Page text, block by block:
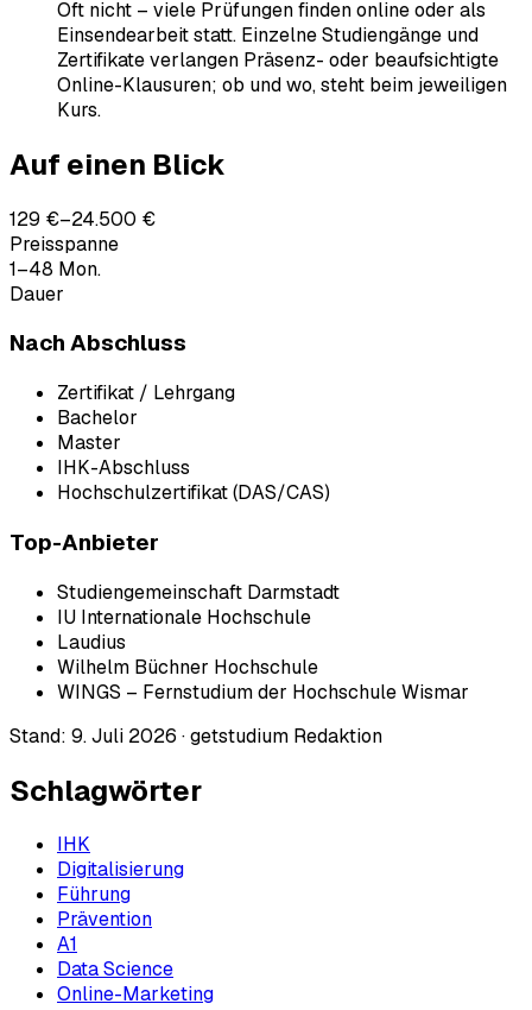
Oft nicht – viele Prüfungen finden online oder als
Einsendearbeit statt. Einzelne Studiengänge und
Zertifikate verlangen Präsenz- oder beaufsichtigte
Online-Klausuren; ob und wo, steht beim jeweiligen
Kurs.
Auf einen Blick
129 €–24.500 €
Preisspanne
1–48 Mon.
Dauer
Nach Abschluss
Zertifikat / Lehrgang
Bachelor
Master
IHK-Abschluss
Hochschulzertifikat (DAS/CAS)
Top-Anbieter
Studiengemeinschaft Darmstadt
IU Internationale Hochschule
Laudius
Wilhelm Büchner Hochschule
WINGS – Fernstudium der Hochschule Wismar
Stand: 9. Juli 2026 ·getstudium Redaktion
Schlagwörter
IHK
Digitalisierung
Führung
Prävention
A1
Data Science
Online-Marketing